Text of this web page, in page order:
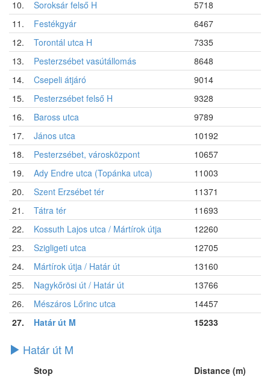
10. Soroksár felső H
5718
11.
Festékgyár
6467
12.
Torontál utca H
7335
13.
Pesterzsébet vasútállomás
8648
14.
Csepeli átjáró
9014
15.
Pesterzsébet felső H
9328
16.
Baross utca
9789
17.
János utca
10192
18.
Pesterzsébet, városközpont
10657
19.
Ady Endre utca (Topánka utca)
11003
20.
Szent Erzsébet tér
11371
21.
Tátra tér
11693
22.
Kossuth Lajos utca / Mártírok útja
12260
23.
Szigligeti utca
12705
24.
Mártírok útja / Határ út
13160
25.
Nagykőrösi út / Határ út
13766
26.
Mészáros Lőrinc utca
14457
27.
Határ út M 15233
Határ út M
Stop
Distance (m)